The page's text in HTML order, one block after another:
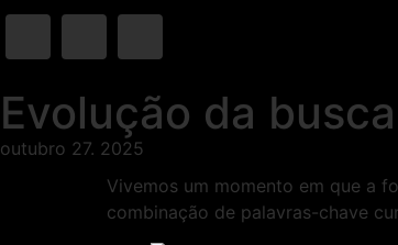
Evolução da
outubro 27. 2025
Vivemos um momento em que a
combinação de palavras-chave